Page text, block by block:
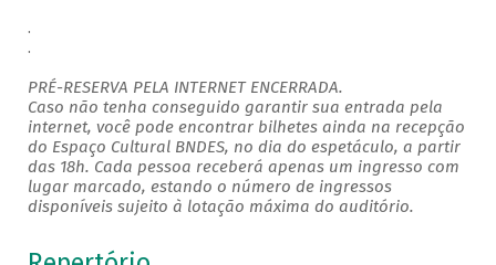
.
.
PRÉ-RESERVA PELA INTERNET ENCERRADA.
Caso não tenha conseguido garantir sua entrada pela
internet, você pode encontrar bilhetes ainda na recepção
do Espaço Cultural BNDES, no dia do espetáculo, a partir
das 18h. Cada pessoa receberá apenas um ingresso com
lugar marcado, estando o número de ingressos
disponíveis sujeito à lotação máxima do auditório.